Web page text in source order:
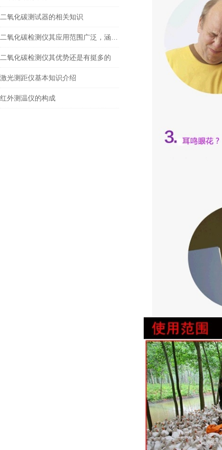
二氧化碳测试器的相关知识
二氧化碳检测仪其优势还是有挺多的
激光测距仪基本知识介绍
红外测温仪的构成